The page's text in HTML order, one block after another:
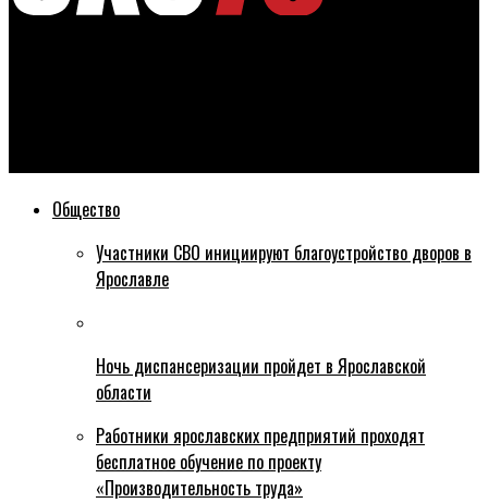
Общество
Участники СВО инициируют благоустройство дворов в
Ярославле
Ночь диспансеризации пройдет в Ярославской
области
Работники ярославских предприятий проходят
бесплатное обучение по проекту
«Производительность труда»